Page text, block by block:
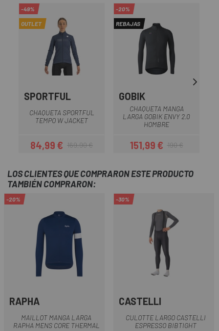
-49%
OUTLET
SPORTFUL
CHAQUETA SPORTFUL
TEMPO W JACKET
Precio
84,99 €Precio regular
169,90 €
-20%
REBAJAS
GOBIK
CHAQUETA MANGA
LARGA GOBIK ENVY 2.0
HOMBRE
Precio
151,99 €Precio regular
190 €
LOS CLIENTES QUE COMPRARON ESTE PRODUCTO
TAMBIÉN COMPRARON:
-20%
RAPHA
MAILLOT MANGA LARGA
RAPHA MENS CORE THERMAL
-30%
CASTELLI
CULOTTE LARGO CASTELLI
ESPRESSO BIBTIGHT